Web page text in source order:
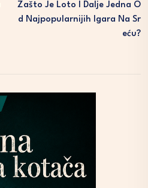
Zašto Je Loto I Dalje Jedna O
D Najpopularnijih Igara Na Sr
Eću?